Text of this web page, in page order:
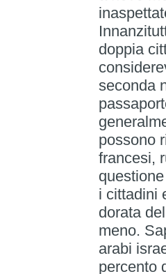
doppia
seconda
possono
francesi,
i cittadini
dorata
meno.
arabi
percento